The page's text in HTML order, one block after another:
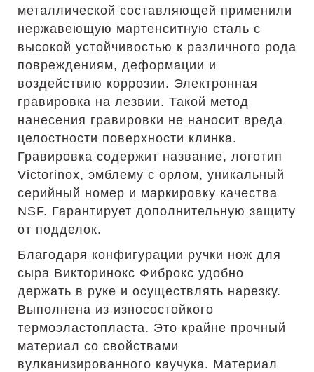
металлической составляющей применили
нержавеющую мартенситную сталь с
высокой устойчивостью к различного рода
повреждениям, деформации и
воздействию коррозии. Электронная
гравировка на лезвии. Такой метод
нанесения гравировки не наносит вреда
целостности поверхности клинка.
Гравировка содержит название, логотип
Victorinox, эмблему с орлом, уникальный
серийный номер и маркировку качества
NSF. Гарантирует дополнительную защиту
от подделок.
Благодаря конфигурации ручки нож для
сыра Викторинокс Фиброкс удобно
держать в руке и осуществлять нарезку.
Выполнена из износостойкого
термоэластопласта. Это крайне прочный
материал со свойствами
вулканизированного каучука. Материал